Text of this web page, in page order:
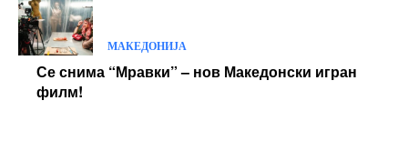
МАКЕДОНИЈА
Се снима “Мравки” – нов Македонски игран
филм!